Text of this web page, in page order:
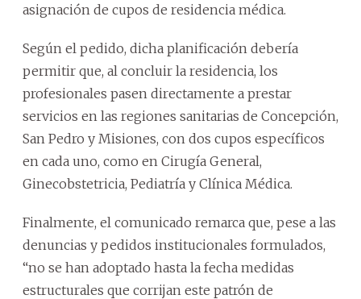
asignación de cupos de residencia médica.
Según el pedido, dicha planificación debería
permitir que, al concluir la residencia, los
profesionales pasen directamente a prestar
servicios en las regiones sanitarias de Concepción,
San Pedro y Misiones, con dos cupos específicos
en cada uno, como en Cirugía General,
Ginecobstetricia, Pediatría y Clínica Médica.
Finalmente, el comunicado remarca que, pese a las
denuncias y pedidos institucionales formulados,
“no se han adoptado hasta la fecha medidas
estructurales que corrijan este patrón de